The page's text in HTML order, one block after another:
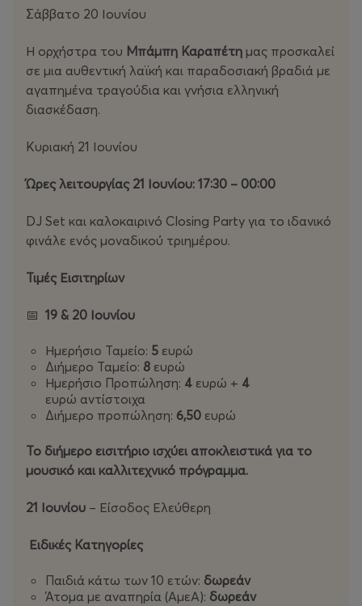
Σάββατο 20 Ιουνίου
Η ορχήστρα του Μπάμπη Καραπέτη μας προσκαλεί
σε μια αυθεντική λαϊκή και παραδοσιακή βραδιά με
αγαπημένα τραγούδια και γνήσια ελληνική
διασκέδαση.
Κυριακή 21 Ιουνίου
Ώρες λειτουργίας 21 Ιουνίου: 17:30 – 00:00
DJ Set και καλοκαιρινό Closing Party για το ιδανικό
φινάλε ενός μοναδικού τριημέρου.
Τιμές Εισιτηρίων
📅 19 & 20 Ιουνίου
Ημερήσιο Ταμείο: 5 ευρώ
Διήμερο Ταμείο: 8 ευρώ
Ημερήσιο Προπώληση: 4 ευρώ + 4
ευρώ αντίστοιχα
Διήμερο προπώληση: 6,50 ευρώ
Το διήμερο εισιτήριο ισχύει αποκλειστικά για το
μουσικό και καλλιτεχνικό πρόγραμμα.
21 Ιουνίου – Είσοδος Ελεύθερη
Ειδικές Κατηγορίες
Παιδιά κάτω των 10 ετών: δωρεάν
Άτομα με αναπηρία (ΑμεΑ): δωρεάν